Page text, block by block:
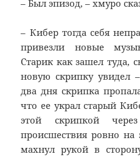
– Был эпизод, – хмуро
– Кибер тогда себя
привезли новые
Старик как зашел туда,
новую скрипку увидел
два дня скрипка
что ее украл старый
этой скрипкой
происшествия ровно
махнул рукой в